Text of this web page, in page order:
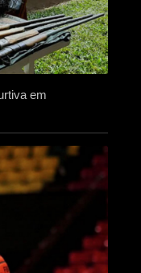
em